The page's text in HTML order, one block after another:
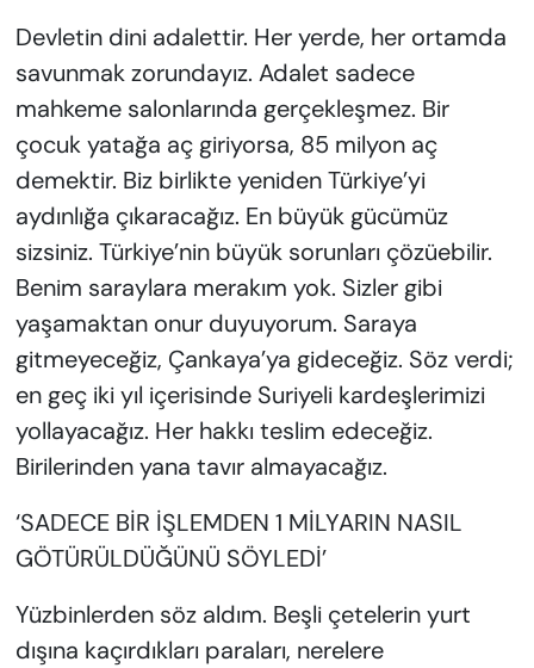
Devletin dini adalettir. Her yerde, her ortamda
savunmak zorundayız. Adalet sadece
mahkeme salonlarında gerçekleşmez. Bir
çocuk yatağa aç giriyorsa, 85 milyon aç
demektir. Biz birlikte yeniden Türkiye’yi
aydınlığa çıkaracağız. En büyük gücümüz
sizsiniz. Türkiye’nin büyük sorunları çözüebilir.
Benim saraylara merakım yok. Sizler gibi
yaşamaktan onur duyuyorum. Saraya
gitmeyeceğiz, Çankaya’ya gideceğiz. Söz verdi;
en geç iki yıl içerisinde Suriyeli kardeşlerimizi
yollayacağız. Her hakkı teslim edeceğiz.
Birilerinden yana tavır almayacağız.
‘SADECE BİR İŞLEMDEN 1 MİLYARIN NASIL
GÖTÜRÜLDÜĞÜNÜ SÖYLEDİ’
Yüzbinlerden söz aldım. Beşli çetelerin yurt
dışına kaçırdıkları paraları, nerelere